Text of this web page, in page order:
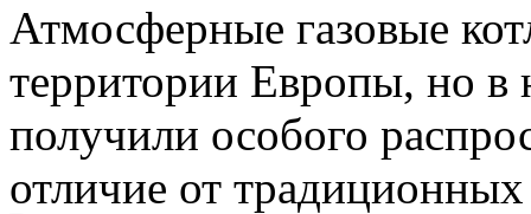
Атмосферные газовые
территории Европы, но в
получили особого
отличие от